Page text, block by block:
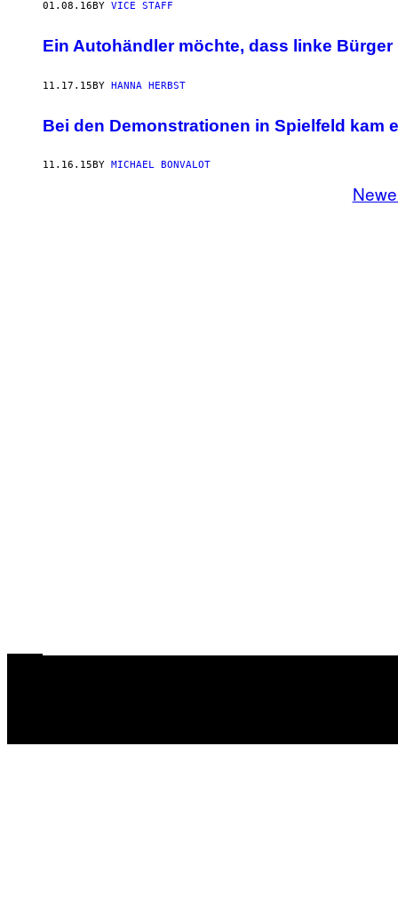
01.08.16 BY VICE STAFF
Ein Autohändler möchte, dass linke
11.17.15BY HANNA HERBST
Bei den Demonstrationen in Spielfeld kam
11.16.15 BY MICHAEL BONVALOT